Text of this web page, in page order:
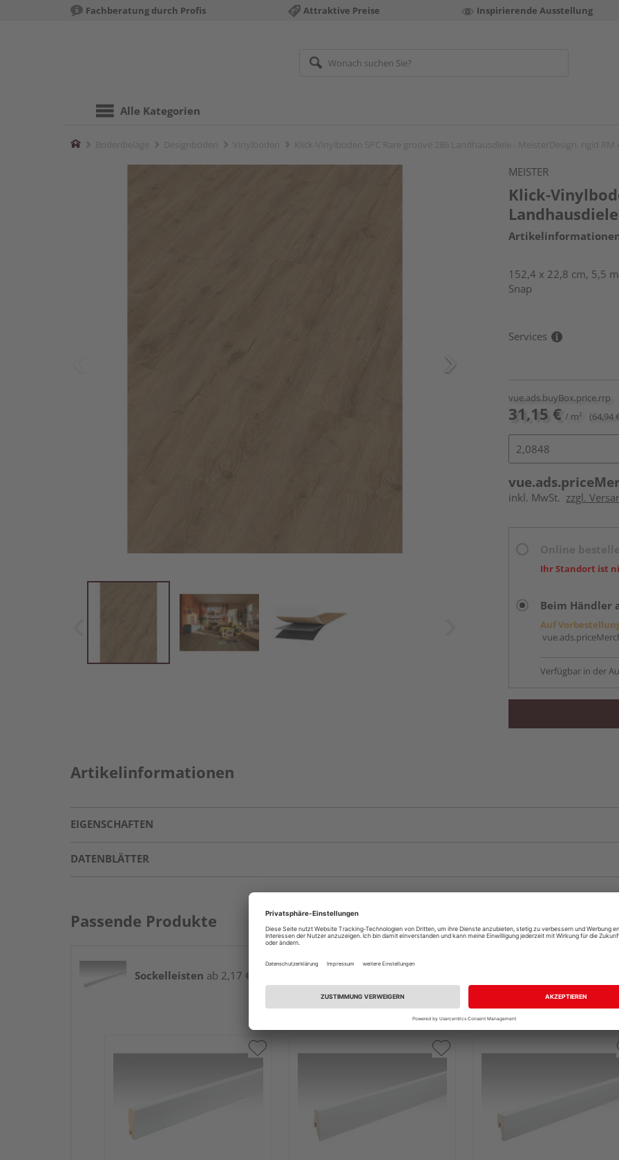
Fachberatung durch Profis Attraktive Preise Inspirierende Ausstellung
Alle Kategorien
Home
MEISTER
Klick-
152,4 x 22,8 cm, 5,5
Snap
Services
vue.ads.buyBox.price.rrp
31,15 € / m² (64,94
inkl. MwSt. zzgl.
Ihr Standort ist
Beim Händler
Auf
Verfügbar in der
Artikelinformationen
EIGENSCHAFTEN
DATENBLÄTTER
Passende Produkte
Sockelleisten ab 2,17 € / lfm